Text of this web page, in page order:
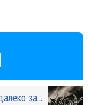
за...